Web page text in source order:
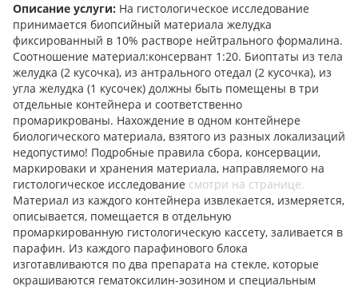
Описание услуги: На гистологическое исследование
принимается биопсийный материала желудка
фиксированный в 10% растворе нейтрального формалина.
Соотношение материал:консервант 1:20. Биоптаты из тела
желудка (2 кусочка), из антрального отедал (2 кусочка), из
угла желудка (1 кусочек) должны быть помещены в три
отдельные контейнера и соответственно
промарикрованы. Нахождение в одном контейнере
биологического материала, взятого из разных локализаций
недопустимо! Подробные правила сбора, консервации,
маркироваки и хранения материала, направляемого на
гистологическое исследование смотри на странице.
Материал из каждого контейнера извлекается, измеряется,
описывается, помещается в отдельную
промаркированную гистологическую кассету, заливается в
парафин. Из каждого парафинового блока
изготавливаются по два препарата на стекле, которые
окрашиваются гематоксилин-эозином и специальным